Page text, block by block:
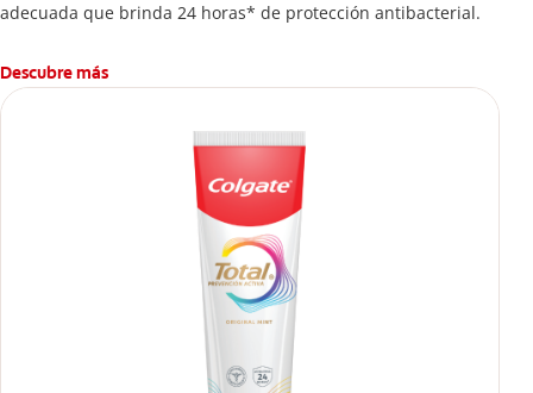
adecuada que brinda 24 horas* de protección antibacterial.
Descubre más